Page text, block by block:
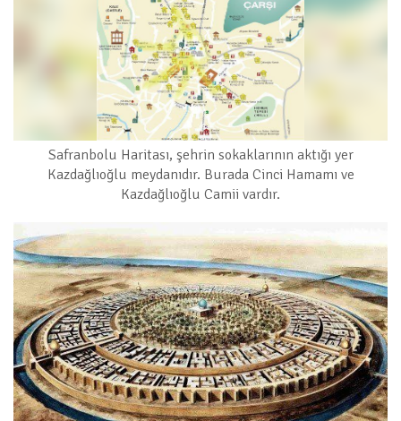
Safranbolu Haritası, şehrin sokaklarının aktığı yer
Kazdağlıoğlu meydanıdır. Burada Cinci Hamamı ve
Kazdağlıoğlu Camii vardır.